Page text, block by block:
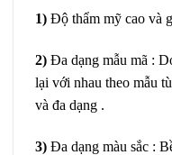
1) Độ thẩm mỹ cao và
2) Đa dạng mẫu mã :
lại với nhau theo mẫu
và đa dạng .
3) Đa dạng màu sắc :